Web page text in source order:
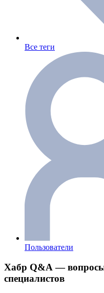
Все теги
Пользователи
Хабр Q&A —
специалистов